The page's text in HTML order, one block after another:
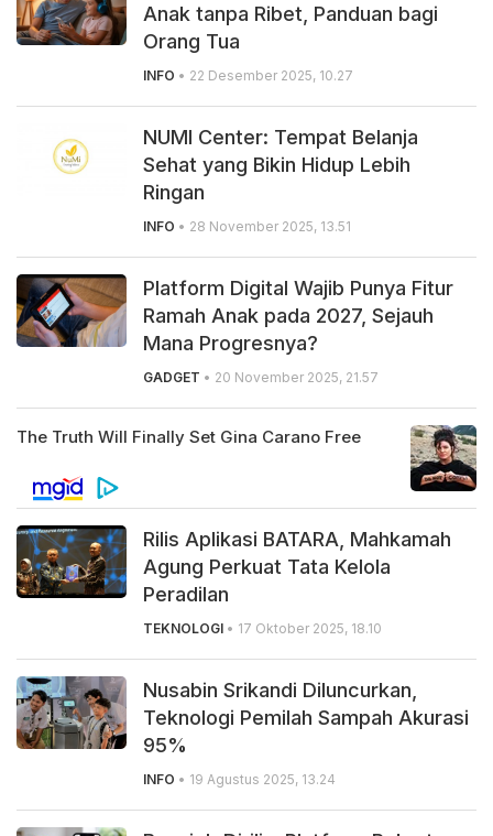
Anak tanpa Ribet, Panduan bagi
Orang Tua
INFO • 22 Desember 2025, 10.27
NUMI Center: Tempat Belanja
Sehat yang Bikin Hidup Lebih
Ringan
INFO • 28 November 2025, 13.51
Platform Digital Wajib Punya Fitur
Ramah Anak pada 2027, Sejauh
Mana Progresnya?
GADGET • 20 November 2025, 21.57
Rilis Aplikasi BATARA, Mahkamah
Agung Perkuat Tata Kelola
Peradilan
TEKNOLOGI • 17 Oktober 2025, 18.10
Nusabin Srikandi Diluncurkan,
Teknologi Pemilah Sampah Akurasi
95%
INFO • 19 Agustus 2025, 13.24